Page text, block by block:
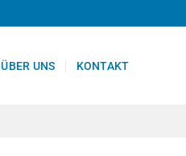
ÜBER UNS KONTAKT